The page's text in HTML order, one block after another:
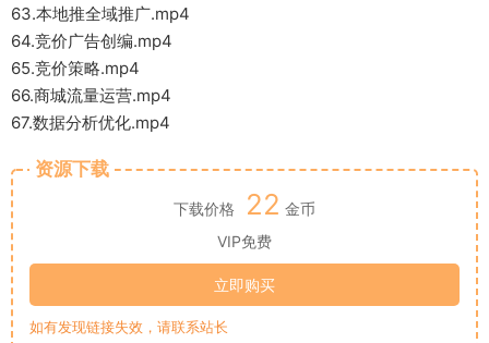
63.本地推全域推广.mp4
64.竞价广告创编.mp4
65.竞价策略.mp4
66.商城流量运营.mp4
67.数据分析优化.mp4
资源下载
下载价格 22 金币
VIP免费
立即购买
如有发现链接失效，请联系站长